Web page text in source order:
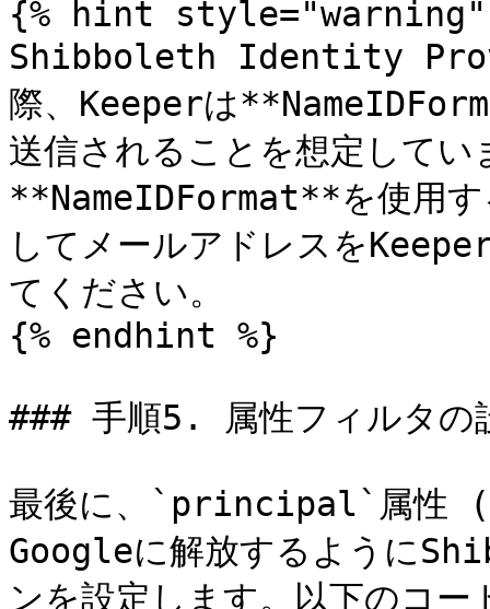
{% hint style="warning"
Shibboleth Identity
際、Keeperは
送信されることを想定してい
**NameIDFormat**を使用す
してメールアドレスを
てください。
{% endhint %}
### 手順5. 属性フィルタの
最後に、`principal`属性
Googleに解放するように
ンを設定します。以下のコ